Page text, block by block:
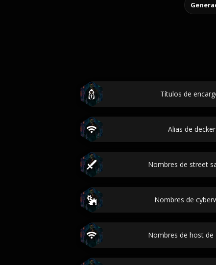
Títulos de
Alias de
Nombres de street
Nombres de
Nombres de host de